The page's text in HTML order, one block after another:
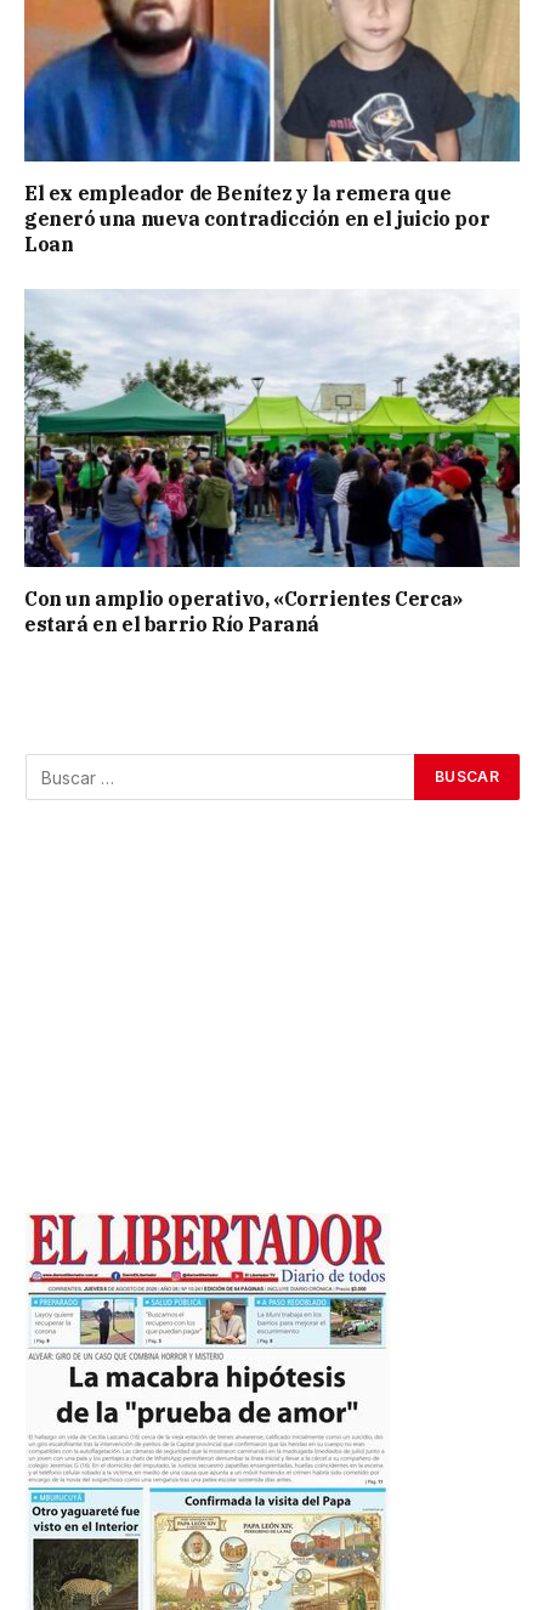
El ex empleador de Benítez y la remera que
generó una nueva contradicción en el juicio por
Loan
Con un amplio operativo, «Corrientes Cerca»
estará en el barrio Río Paraná